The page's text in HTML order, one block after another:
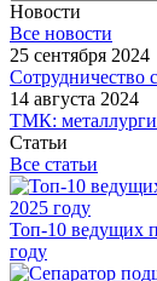
Новости
Все новости
25 сентября 2024
Сотрудничество
14 августа 2024
ТМК:
Статьи
Все статьи
Топ-10 ведущих
году